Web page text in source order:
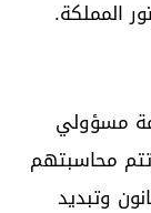
المملكة.
مسؤولي
محاسبتهم
وتبديد